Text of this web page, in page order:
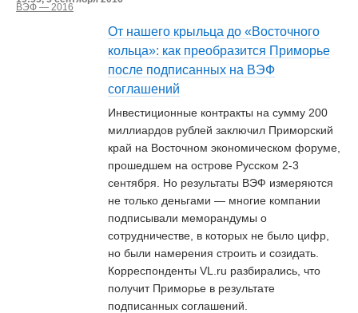
ВЭФ — 2016
От нашего крыльца до «Восточного
кольца»: как преобразится Приморье
после подписанных на ВЭФ
соглашений
Инвестиционные контракты на сумму 200
миллиардов рублей заключил Приморский
край на Восточном экономическом форуме,
прошедшем на острове Русском 2-3
сентября. Но результаты ВЭФ измеряются
не только деньгами — многие компании
подписывали меморандумы о
сотрудничестве, в которых не было цифр,
но были намерения строить и созидать.
Корреспонденты VL.ru разбирались, что
получит Приморье в результате
подписанных соглашений.